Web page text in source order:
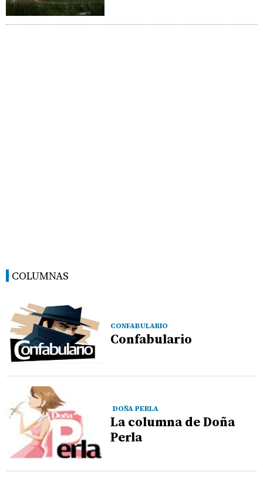
COLUMNAS
CONFABULARIO
Confabulario
DOÑA PERLA
La columna de Doña
Perla